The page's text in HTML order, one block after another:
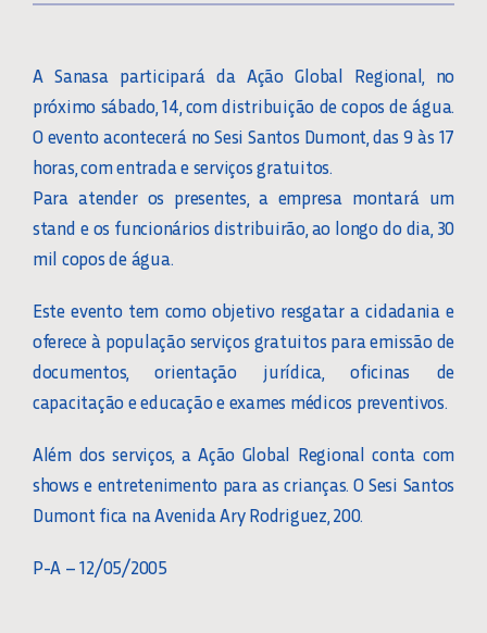
A Sanasa participará da Ação Global Regional, no
próximo sábado, 14, com distribuição de copos de água.
O evento acontecerá no Sesi Santos Dumont, das 9 às 17
horas, com entrada e serviços gratuitos.
Para atender os presentes, a empresa montará um
stand e os funcionários distribuirão, ao longo do dia, 30
mil copos de água.
Este evento tem como objetivo resgatar a cidadania e
oferece à população serviços gratuitos para emissão de
documentos, orientação jurídica, oficinas de
capacitação e educação e exames médicos preventivos.
Além dos serviços, a Ação Global Regional conta com
shows e entretenimento para as crianças. O Sesi Santos
Dumont fica na Avenida Ary Rodriguez, 200.
P-A – 12/05/2005